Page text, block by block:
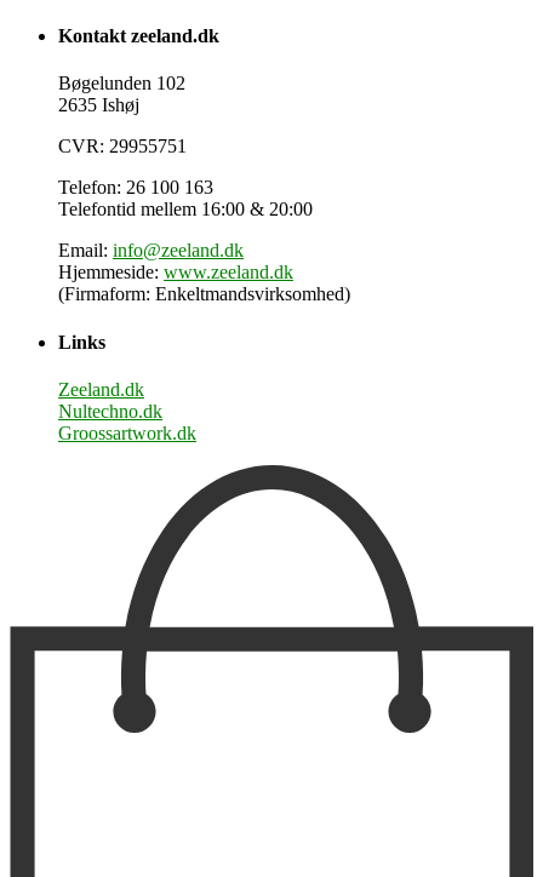
Kontakt zeeland.dk
Bøgelunden 102
2635 Ishøj
CVR: 29955751
Telefon: 26 100 163
Telefontid mellem 16:00 & 20:00
Email: info@zeeland.dk
Hjemmeside: www.zeeland.dk
(Firmaform: Enkeltmandsvirksomhed)
Links
Zeeland.dk
Nultechno.dk
Groossartwork.dk